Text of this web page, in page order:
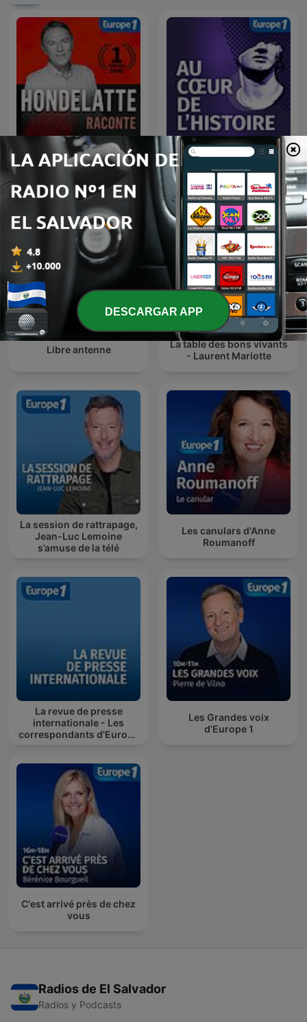
Hondelatte Raconte Au Cœur de l'Histoire
Libre antenne
La table des bons vivants
- Laurent Mariotte
La session de rattrapage,
Jean-Luc Lemoine
s’amuse de la télé
Les canulars d'Anne
Roumanoff
La revue de presse
internationale - Les
correspondants d'Europe
Les Grandes voix
d'Europe 1
C'est arrivé près de chez
vous
Radios de El Salvador
Radios y Podcasts
DESCARGAR APP